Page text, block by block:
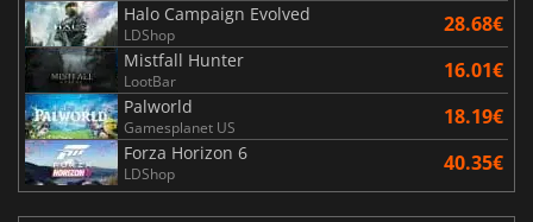
Halo Campaign Evolved
LDShop 28.68€
Mistfall Hunter
LootBar 16.01€
Palworld
Gamesplanet US 18.19€
Forza Horizon 6
LDShop 40.35€